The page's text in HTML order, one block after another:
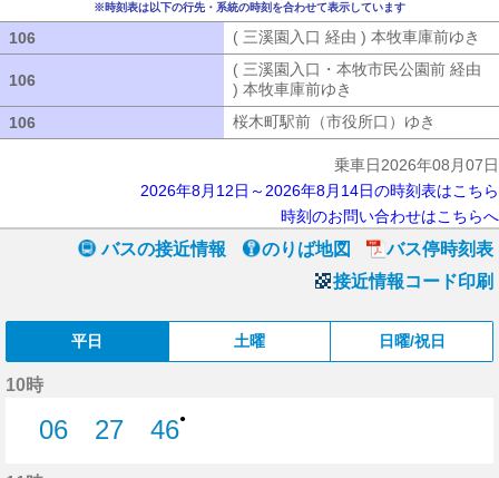
※時刻表は以下の行先・系統の時刻を合わせて表示しています
106 ( 三溪園入口 経由 ) 本牧車庫前ゆき
106
( 三溪園入口・本牧市民公園前 経由
) 本牧車庫前ゆき
106
桜木町駅前（市役所口）ゆき
乗車日2026年08月07日
2026年8月12日～2026年8月14日の時刻表はこちら
時刻のお問い合わせはこちらへ
バスの接近情報 のりば地図
バス停時刻表
接近情報コード印刷
平日 土曜 日曜/祝日
10時
06
27
46●